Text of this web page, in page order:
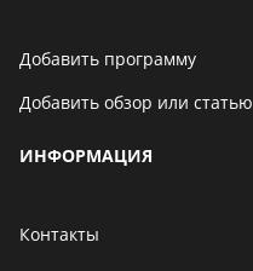
Добавить программу
Добавить обзор или статью
ИНФОРМАЦИЯ
Контакты